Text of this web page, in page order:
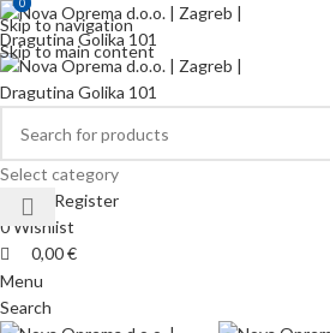
Skip to navigation
Skip to main content
Select category
Login / Register
0 Wishlist
0
0,00€
Menu
Search
0